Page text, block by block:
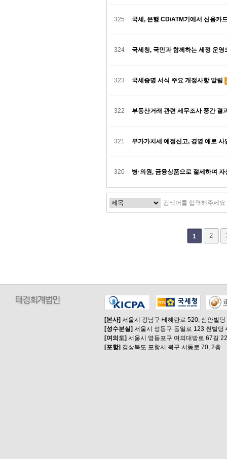
325 국세, 은행 CD/ATM기에서 신용카
324 국세청, 국민과 함께하는 세정 운
323 국세증명 서식 주요 개정사항 알림
322 부동산거래 관련 세무조사 중간 결
321 부가가치세 예정신고, 경영 애로
320 병·의원, 금융상품으로 절세하며
1 2
[본사] 서울시 강남구 테헤란로 520, 삼안빌딩
[성수분실] 서울시 성동구 동일로 123 썬빌딩
[여의도] 서울시 영등포구 여의대방로 67길
[포항] 경상북도 포항시 북구 서동로 70, 2층